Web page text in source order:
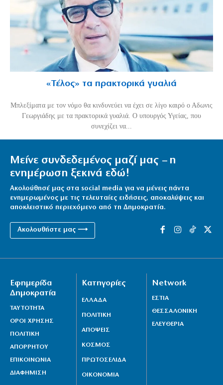
«Τέλος» τα πρακτορικά γυαλιά
Μπλεξίματα με τον νόμο θα κινδυνεύει να έχει σε λίγο καιρό ο Αδωνις
Γεωργιάδης με τα πρακτορικά γυαλιά. Ο υπουργός Υγείας, που
συνεχίζει να...
Μείνε συνδεδεμένος μαζί μας – η
ενημέρωση ξεκινά εδώ!
Ακολούθησέ μας στα social media για να μένεις πάντα
ενημερωμένος με τις τελευταίες ειδήσεις, αποκαλύψεις και
αποκλειστικό περιεχόμενο από τη Δημοκρατία.
Ακολουθήστε μας ⟶
Εφημερίδα
Δημοκρατία
ΤΑΥΤΟΤΗΤΑ
ΟΡΟΙ ΧΡΗΣΗΣ
ΠΟΛΙΤΙΚΗ
ΑΠΟΡΡΗΤΟΥ
ΕΠΙΚΟΙΝΩΝΙΑ
ΔΙΑΦΗΜΙΣΗ
Κατηγορίες
ΕΛΛΑΔΑ
ΠΟΛΙΤΙΚΗ
ΑΠΟΨΕΙΣ
ΚΟΣΜΟΣ
ΠΡΩΤΟΣΕΛΙΔΑ
ΟΙΚΟΝΟΜΙΑ
Network
ΕΣΤΙΑ
ΘΕΣΣΑΛΟΝΙΚΗ
ΕΛΕΥΘΕΡΙΑ